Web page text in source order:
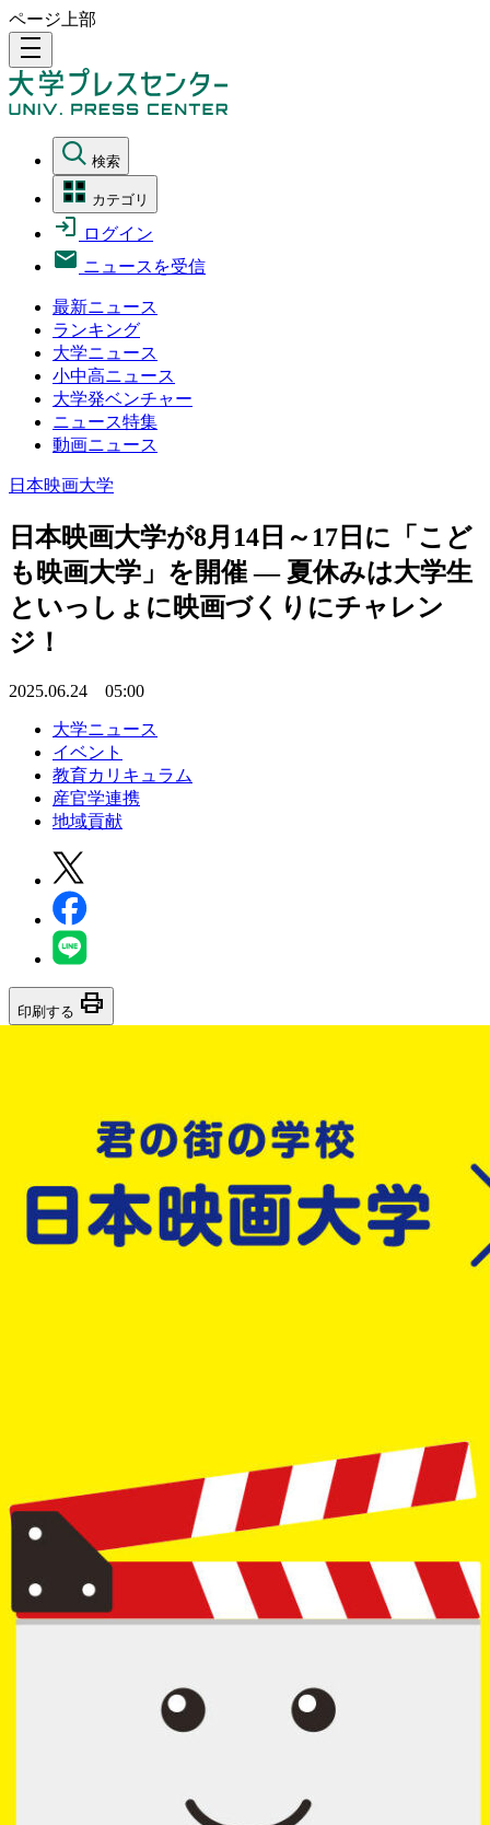
ページ上部
density_medium
検索
カテゴリ
ログイン
ニュースを受信
最新ニュース
ランキング
大学ニュース
小中高ニュース
大学発ベンチャー
ニュース特集
動画ニュース
日本映画大学
日本映画大学が8月14日～17日に「こど
も映画大学」を開催 ― 夏休みは大学生
といっしょに映画づくりにチャレン
ジ！
2025.06.24 05:00
大学ニュース
イベント
教育カリキュラム
産官学連携
地域貢献
印刷する print